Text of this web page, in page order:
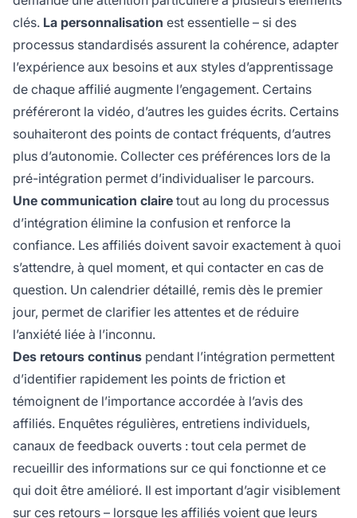
clés. La personnalisation est essentielle – si des
processus standardisés assurent la cohérence, adapter
l’expérience aux besoins et aux styles d’apprentissage
de chaque affilié augmente l’engagement. Certains
préféreront la vidéo, d’autres les guides écrits. Certains
souhaiteront des points de contact fréquents, d’autres
plus d’autonomie. Collecter ces préférences lors de la
pré-intégration permet d’individualiser le parcours.
Une communication claire tout au long du processus
d’intégration élimine la confusion et renforce la
confiance. Les affiliés doivent savoir exactement à quoi
s’attendre, à quel moment, et qui contacter en cas de
question. Un calendrier détaillé, remis dès le premier
jour, permet de clarifier les attentes et de réduire
l’anxiété liée à l’inconnu.
Des retours continus pendant l’intégration permettent
d’identifier rapidement les points de friction et
témoignent de l’importance accordée à l’avis des
affiliés. Enquêtes régulières, entretiens individuels,
canaux de feedback ouverts : tout cela permet de
recueillir des informations sur ce qui fonctionne et ce
qui doit être amélioré. Il est important d’agir visiblement
sur ces retours – lorsque les affiliés voient que leurs